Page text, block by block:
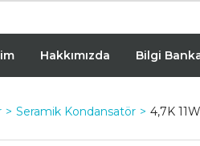
Hakkımızda Bilgi
Seramik Kondansatör 4,7K